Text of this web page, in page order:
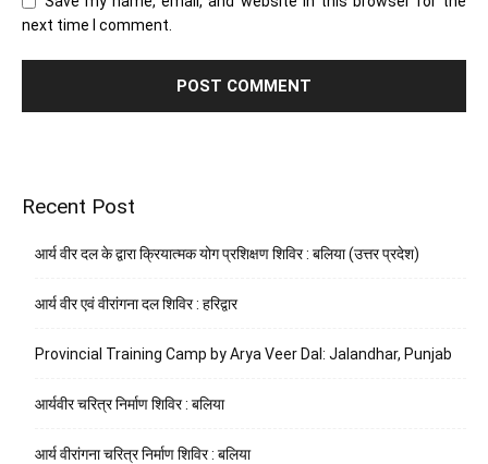
next time I comment.
Recent Post
आर्य वीर दल के द्वारा क्रियात्मक योग प्रशिक्षण शिविर : बलिया (उत्तर प्रदेश)
आर्य वीर एवं वीरांगना दल शिविर : हरिद्वार
Provincial Training Camp by Arya Veer Dal: Jalandhar, Punjab
आर्यवीर चरित्र निर्माण शिविर : बलिया
आर्य वीरांगना चरित्र निर्माण शिविर : बलिया